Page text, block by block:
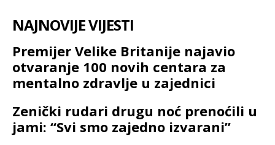
NAJNOVIJE VIJESTI
Premijer Velike Britanije najavio
otvaranje 100 novih centara za
mentalno zdravlje u zajednici
Zenički rudari drugu noć prenoćili u
jami: “Svi smo zajedno izvarani”